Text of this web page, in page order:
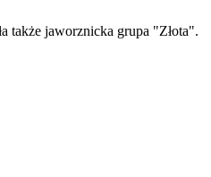
także jaworznicka grupa "Złota".